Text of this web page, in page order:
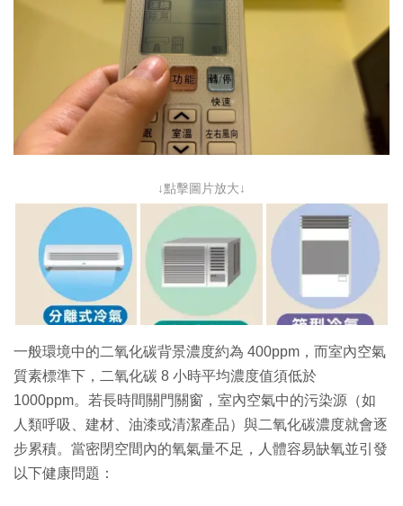
↓點擊圖片放大↓
一般環境中的二氧化碳背景濃度約為 400ppm，而室內空氣
質素標準下，二氧化碳 8 小時平均濃度值須低於
1000ppm。若長時間關門關窗，室內空氣中的污染源（如
人類呼吸、建材、油漆或清潔產品）與二氧化碳濃度就會逐
步累積。當密閉空間內的氧氣量不足，人體容易缺氧並引發
以下健康問題：